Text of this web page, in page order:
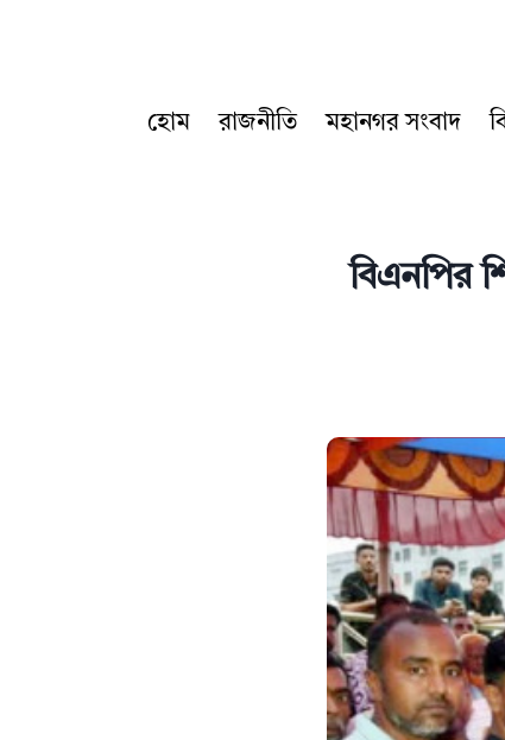
হোম
রাজনীতি মহানগর সংবাদ
বিএনপির